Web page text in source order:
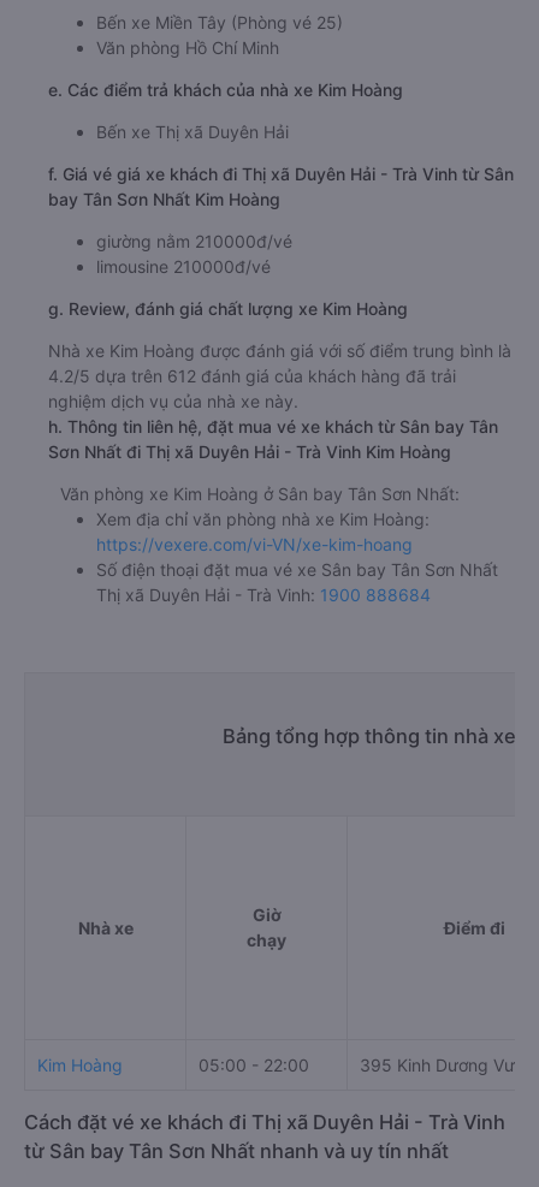
Bến xe Miền Tây (Phòng vé 25)
Văn phòng Hồ Chí Minh
e. Các điểm trả khách của nhà xe Kim Hoàng
Bến xe Thị xã Duyên Hải
f. Giá vé giá xe khách đi Thị xã Duyên Hải - Trà Vinh từ Sân
bay Tân Sơn Nhất Kim Hoàng
giường nằm 210000đ/vé
limousine 210000đ/vé
g. Review, đánh giá chất lượng xe Kim Hoàng
Nhà xe Kim Hoàng được đánh giá với số điểm trung bình là
4.2/5 dựa trên 612 đánh giá của khách hàng đã trải
nghiệm dịch vụ của nhà xe này.
h. Thông tin liên hệ, đặt mua vé xe khách từ Sân bay Tân
Sơn Nhất đi Thị xã Duyên Hải - Trà Vinh Kim Hoàng
Văn phòng xe Kim Hoàng ở Sân bay Tân Sơn Nhất:
Xem địa chỉ văn phòng nhà xe Kim Hoàng:
https://vexere.com/vi-VN/xe-kim-hoang
Số điện thoại đặt mua vé xe Sân bay Tân Sơn Nhất
Thị xã Duyên Hải - Trà Vinh: 1900 888684
Bảng tổng hợp thông tin nhà xe
Nhà xe
Giờ
chạy
Điểm đi
Kim Hoàng 05:00 - 22:00 395 Kinh Dương
Cách đặt vé xe khách đi Thị xã Duyên Hải - Trà Vinh
từ Sân bay Tân Sơn Nhất nhanh và uy tín nhất